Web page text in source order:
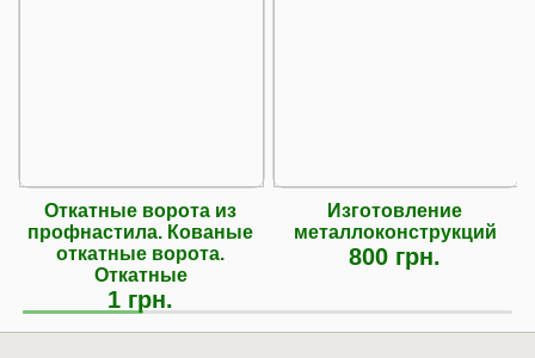
Откатные ворота из
профнастила. Кованые
откатные ворота.
Откатные
1 грн.
Изготовление
металлоконструкций
800 грн.